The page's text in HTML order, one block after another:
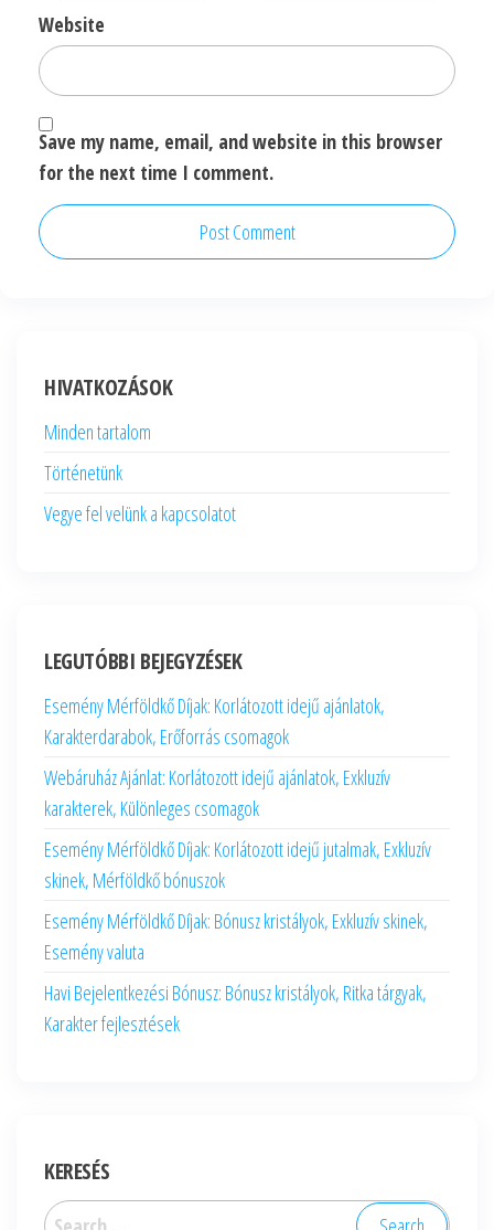
Website
Save my name, email, and website in this browser
for the next time I comment.
HIVATKOZÁSOK
Minden tartalom
Történetünk
Vegye fel velünk a kapcsolatot
LEGUTÓBBI BEJEGYZÉSEK
Esemény Mérföldkő Díjak: Korlátozott idejű ajánlatok,
Karakterdarabok, Erőforrás csomagok
Webáruház Ajánlat: Korlátozott idejű ajánlatok, Exkluzív
karakterek, Különleges csomagok
Esemény Mérföldkő Díjak: Korlátozott idejű jutalmak, Exkluzív
skinek, Mérföldkő bónuszok
Esemény Mérföldkő Díjak: Bónusz kristályok, Exkluzív skinek,
Esemény valuta
Havi Bejelentkezési Bónusz: Bónusz kristályok, Ritka tárgyak,
Karakter fejlesztések
KERESÉS
Search